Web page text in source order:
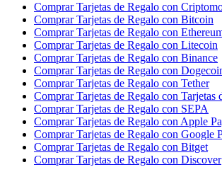
Comprar Tarjetas de Regalo con
Comprar Tarjetas de Regalo con Bitcoin
Comprar Tarjetas de Regalo con
Comprar Tarjetas de Regalo con Litecoin
Comprar Tarjetas de Regalo con Binance
Comprar Tarjetas de Regalo con
Comprar Tarjetas de Regalo con Tether
Comprar Tarjetas de Regalo con Tarjetas
Comprar Tarjetas de Regalo con SEPA
Comprar Tarjetas de Regalo con Apple
Comprar Tarjetas de Regalo con Google
Comprar Tarjetas de Regalo con Bitget
Comprar Tarjetas de Regalo con Discover